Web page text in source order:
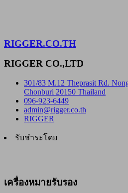
RIGGER.CO.TH
RIGGER CO.,LTD
301/83 M.12 Theprasit Rd.
Chonburi 20150 Thailand
096-923-6449
admin@rigger.co.th
RIGGER
รับชำระโดย
เครื่องหมายรับรอง